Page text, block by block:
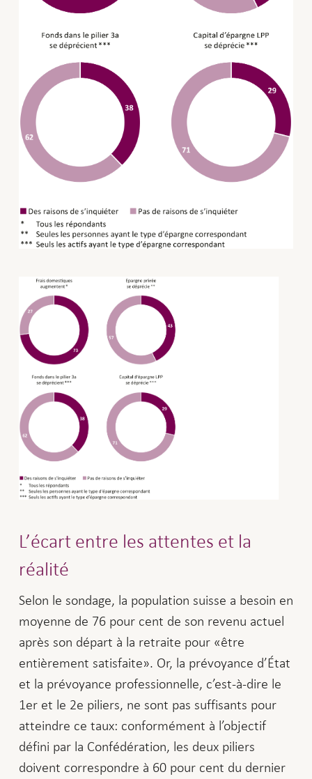
L’écart entre les attentes et la
réalité
Selon le sondage, la population suisse a besoin en
moyenne de 76 pour cent de son revenu actuel
après son départ à la retraite pour «être
entièrement satisfaite». Or, la prévoyance d’État
et la prévoyance professionnelle, c’est-à-dire le
1er et le 2e piliers, ne sont pas suffisants pour
atteindre ce taux: conformément à l’objectif
défini par la Confédération, les deux piliers
doivent correspondre à 60 pour cent du dernier